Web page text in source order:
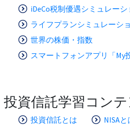
iDeCo税制優遇シミュレーシ
ライフプランシミュレーシ
世界の株価・指数
スマートフォンアプリ「My
投資信託学習コン
投資信託とは NISAと